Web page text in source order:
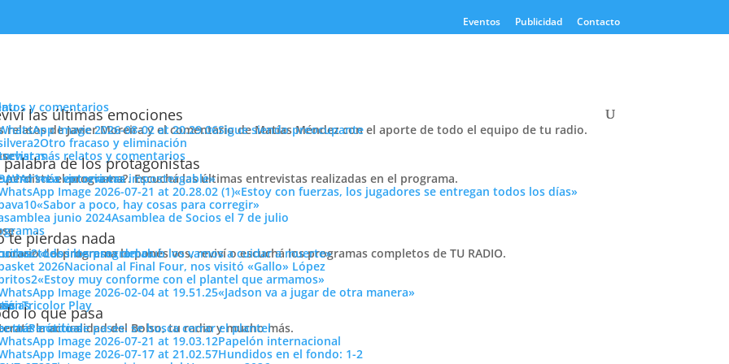
Eventos Publicidad Contacto
y comentarios
las últimas emociones
relatos de Javier Moreira y el comentario de Matías Méndez con el aporte de todo el equipo de tu radio.
Sigue siendo preocupante
Otro fracaso y eliminación
más relatos y comentarios
palabra de los protagonistas
perdiste el programa?. Escuchá las últimas entrevistas realizadas en el programa.
más entrevistas
«La victoria era impostergable»
«Estoy con fuerzas, los jugadores se entregan todos los días»
«Sabor a poco, hay cosas para corregir»
Asamblea de Socios el 7 de julio
te pierdas nada
del programa lo ponés vos, reviví o escuchá los programas completos de TU RADIO.
todos los programas
«Los intereses del club los vamos a cuidar a muerte»
Nacional al Final Four, nos visitó «Gallo» López
«Estoy muy conforme con el plantel que armamos»
«Jadson va a jugar de otra manera»
Play
lo que pasa
la actualidad del Bolso, tu radio y mucho más.
más noticias
Período de pases: se busca cerrar el plantel
Papelón internacional
Hundidos en el fondo: 1-2
desde la pansa de mi mama!!! Corazon a tres colores!
Tweets by PasionTricolor1